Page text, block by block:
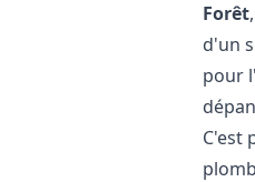
Forêt
d'un
pour
C'est